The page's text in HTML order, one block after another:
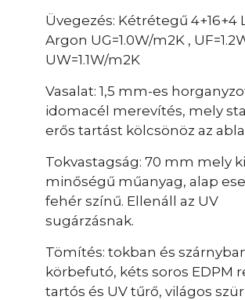
Üvegezés: Kétrétegű 4+16+4
Argon UG=1.0W/m2K ,
UW=1.1W/m2K
Vasalat: 1,5 mm-es
idomacél merevítés, mely
erős tartást kölcsönöz az
Tokvastagság: 70 mm mely
minőségű műanyag, alap
fehér színű. Ellenáll az UV
sugárzásnak.
Tömítés: tokban és
körbefutó, kéts soros EDPM
tartós és UV tűrő, világos